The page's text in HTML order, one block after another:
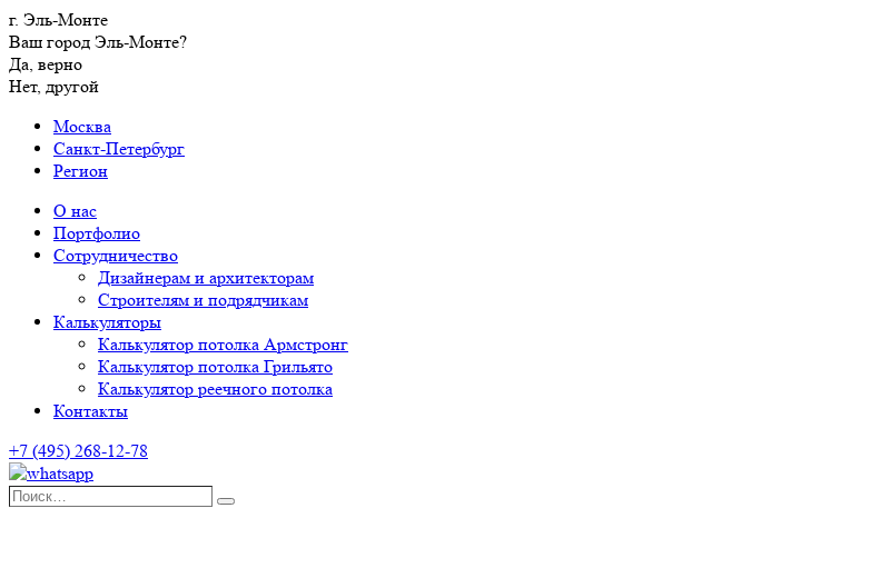
г. Эль-Монте
Ваш город Эль-Монте?
Да, верно
Нет, другой
Москва
Санкт-Петербург
Регион
О нас
Портфолио
Сотрудничество
Дизайнерам и архитекторам
Строителям и подрядчикам
Калькуляторы
Калькулятор потолка Армстронг
Калькулятор потолка Грильято
Калькулятор реечного потолка
Контакты
+7 (495) 268-12-78
Поиск…
Поиск